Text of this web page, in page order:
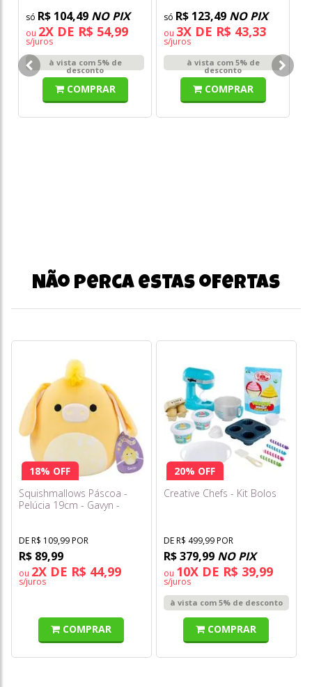
R$ 104,49 NO PIX
ou 2X DE R$ 54,99
s/juros
à vista com 5% de
desconto
COMPRAR
R$ 123,49 NO PIX
ou 3X DE R$ 43,33
s/juros
à vista com 5% de
desconto
COMPRAR
Não perca estas ofertas
18% OFF
Squishmallows Páscoa -
Pelúcia 19cm - Gavyn -
DE R$ 109,99 POR
R$ 89,99
ou 2X DE R$ 44,99
s/juros
COMPRAR
20% OFF
Creative Chefs - Kit Bolos
DE R$ 499,99 POR
R$ 379,99 NO PIX
ou 10X DE R$ 39,99
s/juros
à vista com 5% de desconto
COMPRAR